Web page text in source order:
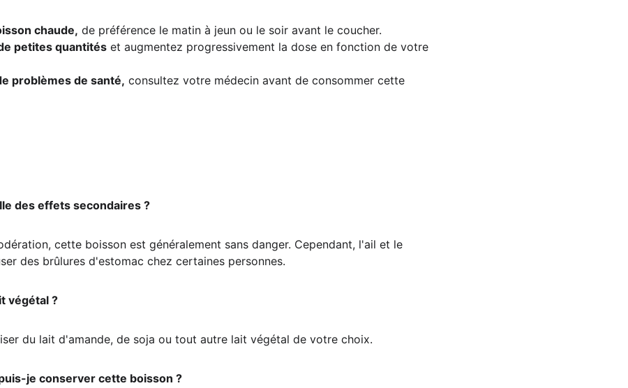
chaude, de préférence le matin à jeun ou le soir avant le coucher.
petites quantités et augmentez progressivement la dose en fonction de votre
problèmes de santé, consultez votre médecin avant de consommer cette
des effets secondaires ?
cette boisson est généralement sans danger. Cependant, l'ail et le
des brûlures d'estomac chez certaines personnes.
végétal ?
du lait d'amande, de soja ou tout autre lait végétal de votre choix.
je conserver cette boisson ?